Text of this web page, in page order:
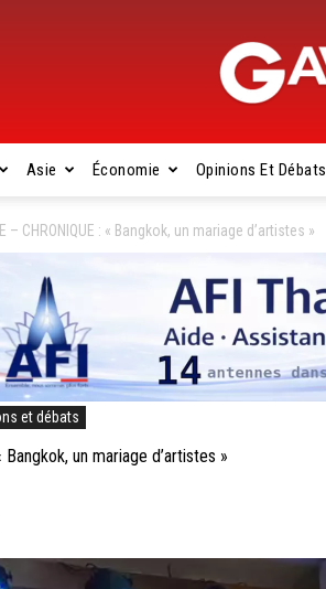
Asie Économie Opinions Et Débats
– CHRONIQUE : « Bangkok, un mariage d’artistes »
et débats
un mariage d’artistes »